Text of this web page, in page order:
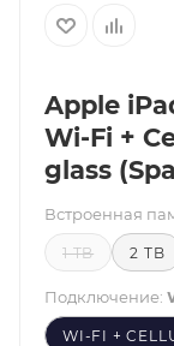
Apple
Wi-Fi +
glass
Встроенная
1 TB 2 TB
Подключение:
WI-FI +